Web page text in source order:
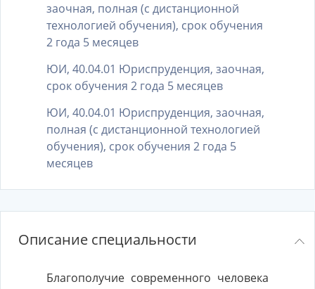
заочная, полная (с дистанционной
технологией обучения), срок обучения
2 года 5 месяцев
ЮИ, 40.04.01 Юриспруденция, заочная,
срок обучения 2 года 5 месяцев
ЮИ, 40.04.01 Юриспруденция, заочная,
полная (с дистанционной технологией
обучения), срок обучения 2 года 5
месяцев
Описание специальности
Благополучие современного человека